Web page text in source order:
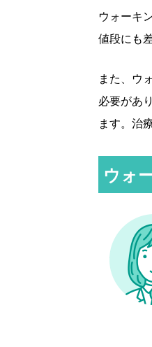
ウォーキ
値段にも
また、ウ
必要があ
ます。治
ウォ